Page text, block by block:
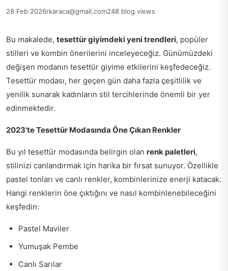
28 Feb 2026rkaraca@gmail.com248 blog.views
Bu makalede, tesettür giyimdeki yeni trendleri, popüler
stilleri ve kombin önerilerini inceleyeceğiz. Günümüzdeki
değişen modanın tesettür giyime etkilerini keşfedeceğiz.
Tesettür modası, her geçen gün daha fazla çeşitlilik ve
yenilik sunarak kadınların stil tercihlerinde önemli bir yer
edinmektedir.
2023'te Tesettür Modasında Öne Çıkan Renkler
Bu yıl tesettür modasında belirgin olan renk paletleri,
stilinizi canlandırmak için harika bir fırsat sunuyor. Özellikle
pastel tonları ve canlı renkler, kombinlerinize enerji katacak.
Hangi renklerin öne çıktığını ve nasıl kombinlenebileceğini
keşfedin:
Pastel Maviler
Yumuşak Pembe
Canlı Sarılar